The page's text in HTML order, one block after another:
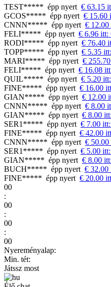
TEST***** épp nyert € 63.15
GCOS***** épp nyert € 15.60
CNNN***** épp nyert € 12.00
FELI***** épp nyert € 6.96 itt:
RODI***** épp nyert € 76.40
TOPP***** épp nyert € 5.35
MARI***** épp nyert €
FELI***** épp nyert € 16.08
QUIL***** épp nyert € 5.20
FINE***** épp nyert € 16.00
GIAN***** épp nyert € 12.00
CNNN***** épp nyert € 8.00
GIAN***** épp nyert € 8.00
SER1***** épp nyert € 7.00
FINE***** épp nyert € 42.00
CNNN***** épp nyert € 50.00
SER1***** épp nyert € 5.00
GIAN***** épp nyert € 8.00
BUCH***** épp nyert € 32.00
FINE***** épp nyert € 20.00
00
:
00
:
00
:
00
Nyereményalap:
Min. tét:
Játssz most